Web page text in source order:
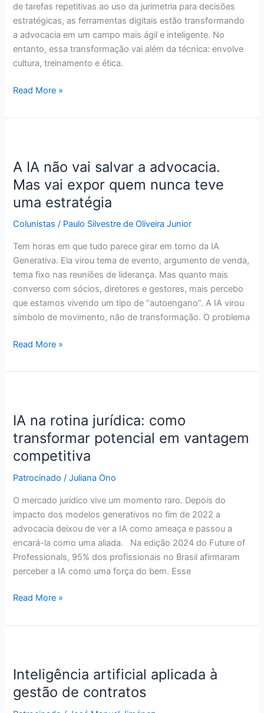
de tarefas repetitivas ao uso da jurimetria para decisões
estratégicas, as ferramentas digitais estão transformando
a advocacia em um campo mais ágil e inteligente. No
entanto, essa transformação vai além da técnica: envolve
cultura, treinamento e ética.
tarefas
para
um
estrategista”,
ressalta
Souza
Read More »
A IA não vai salvar a advocacia.
Mas vai expor quem nunca teve
uma estratégia
Colunistas / Paulo Silvestre de Oliveira Junior
Tem horas em que tudo parece girar em torno da IA
Generativa. Ela virou tema de evento, argumento de venda,
tema fixo nas reuniões de liderança. Mas quanto mais
converso com sócios, diretores e gestores, mais percebo
que estamos vivendo um tipo de “autoengano”. A IA virou
símbolo de movimento, não de transformação. O problema
não
vai
a
advocacia.
vai
expor
quem
nunca
teve
uma
Read More »
IA na rotina jurídica: como
transformar potencial em vantagem
competitiva
Patrocinado /Juliana Ono
O mercado jurídico vive um momento raro. Depois do
impacto dos modelos generativos no fim de 2022 a
advocacia deixou de ver a IA como ameaça e passou a
encará-la como uma aliada. Na edição 2024 do Future of
Professionals, 95% dos profissionais no Brasil afirmaram
perceber a IA como uma força do bem. Esse
rotina
jurídica:
transformar
potencial
vantagem
competitiva
Read More »
Inteligência artificial aplicada à
gestão de contratos
aplicada
à
gestão